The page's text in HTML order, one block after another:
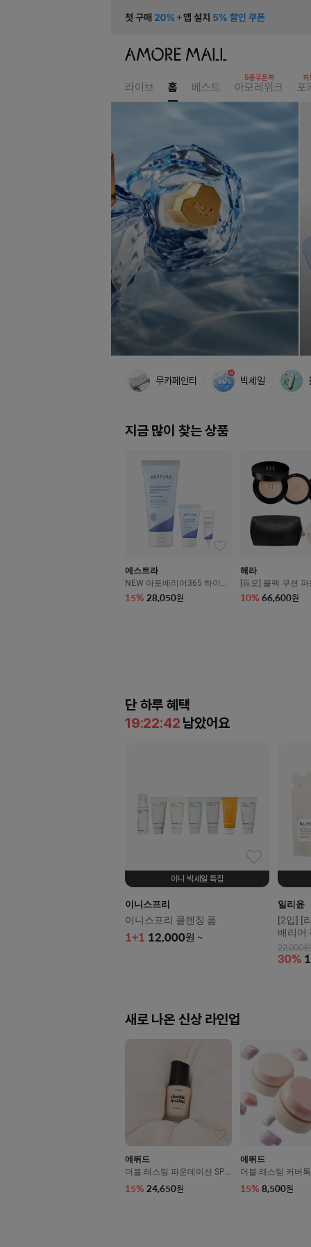
라이브 홈 베스트
5종쿠폰팩
아모레위크 포
품
배
너
모
음
무카페인티 빅세일
지금 많이 찾는 상품
에스트라
NEW 아토베리어365 하이드
로 수딩크림 80ml
15% 28,050원
헤라
[듀오] 블랙 쿠션
SPF34/PA++ (본
15g)
10% 66,600원
단 하루 혜택
19:22:40 남았어요
이니 빅세일 특집
이니스프리
이니스프리 클렌징 폼
1+1 12,000원 ~
일리윤
[2입] [
배리어
22,000원
30%
새로 나온 신상 라인업
에뛰드
더블 래스팅 파운데이션 SPF
15% 24,650원
에뛰드
더블 래스팅 커버
15% 8,500원